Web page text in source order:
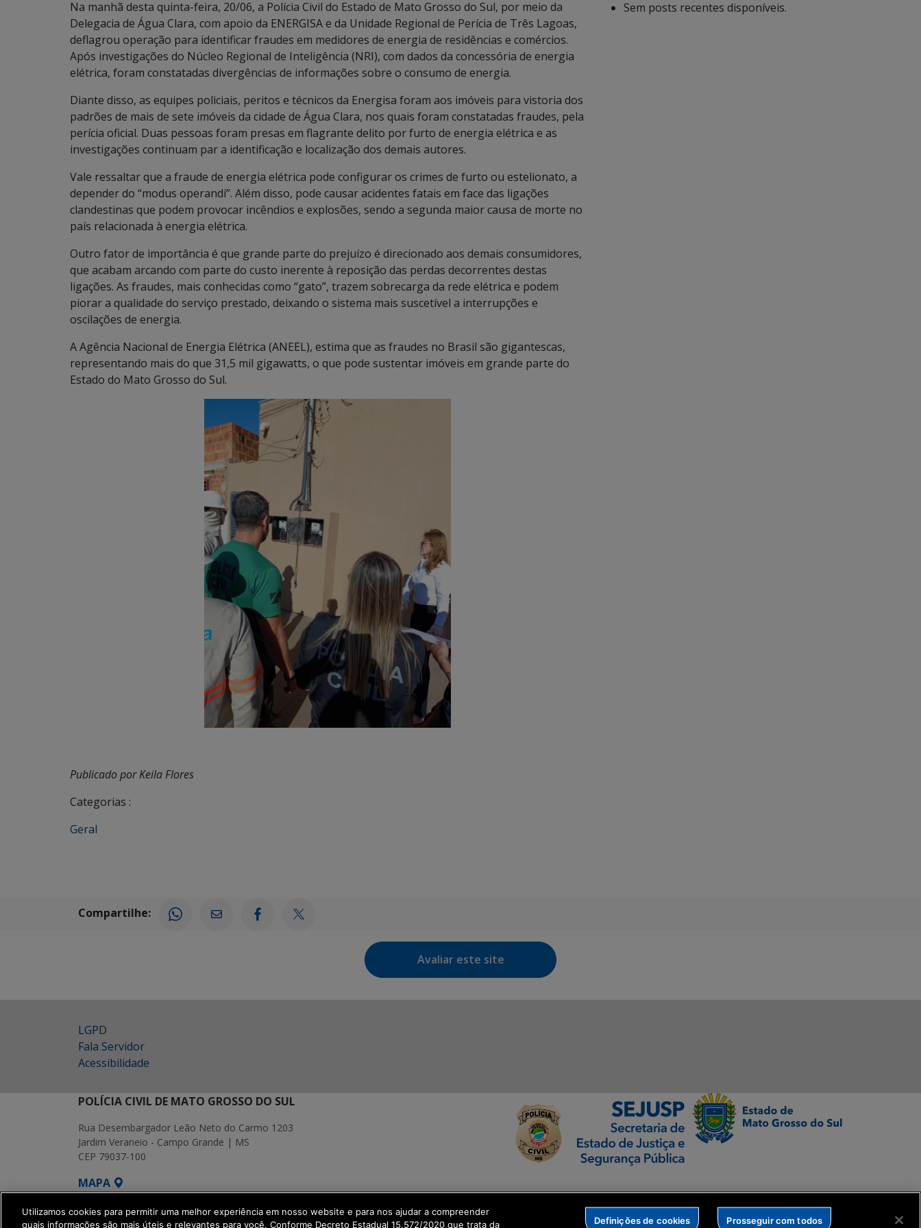
Na manhã desta quinta-feira, 20/06, a Polícia Civil do Estado de Mato Grosso do Sul, por meio da
Delegacia de Água Clara, com apoio da ENERGISA e da Unidade Regional de Perícia de Três Lagoas,
deflagrou operação para identificar fraudes em medidores de energia de residências e comércios.
Após investigações do Núcleo Regional de Inteligência (NRI), com dados da concessória de energia
elétrica, foram constatadas divergências de informações sobre o consumo de energia.
Diante disso, as equipes policiais, peritos e técnicos da Energisa foram aos imóveis para vistoria dos
padrões de mais de sete imóveis da cidade de Água Clara, nos quais foram constatadas fraudes, pela
perícia oficial. Duas pessoas foram presas em flagrante delito por furto de energia elétrica e as
investigações continuam par a identificação e localização dos demais autores.
Vale ressaltar que a fraude de energia elétrica pode configurar os crimes de furto ou estelionato, a
depender do “modus operandi”. Além disso, pode causar acidentes fatais em face das ligações
clandestinas que podem provocar incêndios e explosões, sendo a segunda maior causa de morte no
país relacionada à energia elétrica.
Outro fator de importância é que grande parte do prejuízo é direcionado aos demais consumidores,
que acabam arcando com parte do custo inerente à reposição das perdas decorrentes destas
ligações. As fraudes, mais conhecidas como “gato”, trazem sobrecarga da rede elétrica e podem
piorar a qualidade do serviço prestado, deixando o sistema mais suscetível a interrupções e
oscilações de energia.
A Agência Nacional de Energia Elétrica (ANEEL), estima que as fraudes no Brasil são gigantescas,
representando mais do que 31,5 mil gigawatts, o que pode sustentar imóveis em grande parte do
Estado do Mato Grosso do Sul.
Publicado por Keila Flores
Categorias :
Geral
Sem posts recentes disponíveis.
Compartilhe:
Avaliar este site
LGPD
Fala Servidor
Acessibilidade
POLÍCIA CIVIL DE MATO GROSSO DO SUL
Rua Desembargador Leão Neto do Carmo 1203
Jardim Veraneio - Campo Grande | MS
CEP 79037-100
MAPA
SETDIG | Secretaria-Executiva de Transformação Digital
Utilizamos cookies para permitir uma melhor experiência em nosso website e para nos ajudar a compreender
quais informações são mais úteis e relevantes para você. Conforme Decreto Estadual 15.572/2020 que trata da
Definições de cookies Prosseguir com todos